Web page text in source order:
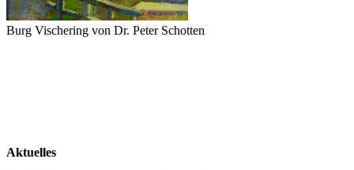
Burg Vischering von Dr. Peter Schotten
Aktuelles